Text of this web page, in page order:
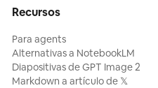
Recursos
Para agents
Alternativas a NotebookLM
Diapositivas de GPT Image 2
Markdown a artículo de 𝕏